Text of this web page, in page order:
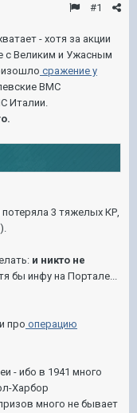
#1
- хотя за акции
с Великим и Ужасным
сражение у
ВМС
Италии.
3 тяжелых КР,
и никто не
бы инфу на Портале...
про операцию
- ибо в 1941 много
Харбор
много не бывает